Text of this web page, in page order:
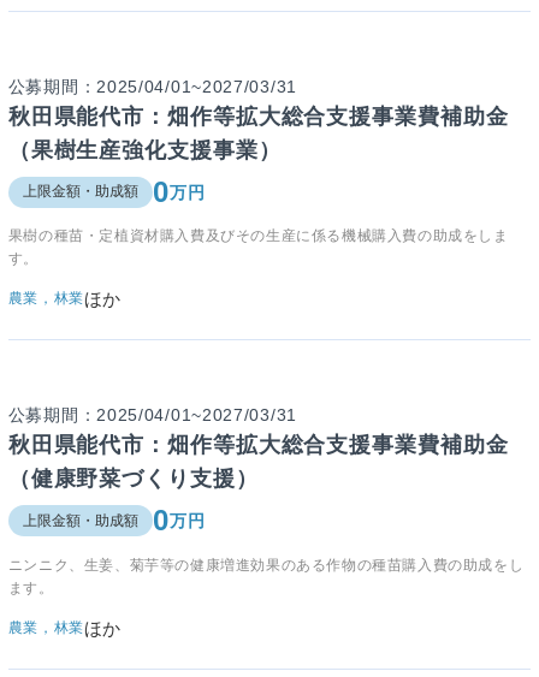
公募期間：2025/04/01~2027/03/31
秋田県能代市：畑作等拡大総合支援事業費補助金
（果樹生産強化支援事業）
上限金額・助成額 0万円
果樹の種苗・定植資材購入費及びその生産に係る機械購入費の助成をしま
す。
農業，林業ほか
公募期間：2025/04/01~2027/03/31
秋田県能代市：畑作等拡大総合支援事業費補助金
（健康野菜づくり支援）
上限金額・助成額 0万円
ニンニク、生姜、菊芋等の健康増進効果のある作物の種苗購入費の助成をし
ます。
農業，林業ほか